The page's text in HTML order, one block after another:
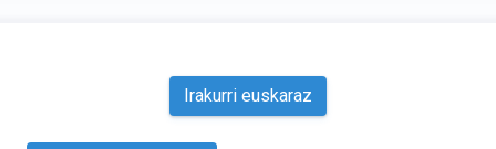
Irakurri euskaraz